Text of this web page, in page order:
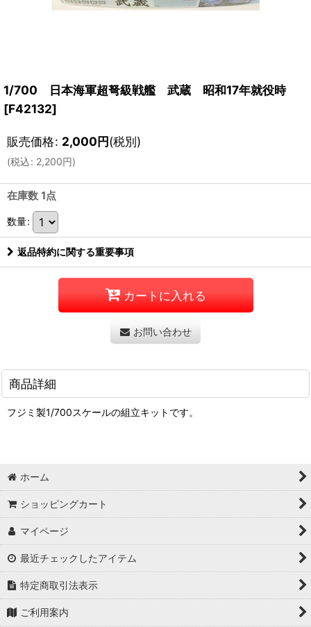
1/700 日本海軍超弩級戦艦 武蔵 昭和17年就役時
[F42132]
販売価格: 2,000円(税別)
(税込: 2,200円)
在庫数 1点
数量:
返品特約に関する重要事項
カートに入れる
お問い合わせ
商品詳細
フジミ製1/700スケールの組立キットです。
ホーム
ショッピングカート
マイページ
最近チェックしたアイテム
特定商取引法表示
ご利用案内